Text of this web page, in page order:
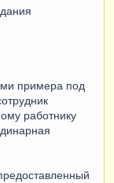
примера под
работнику